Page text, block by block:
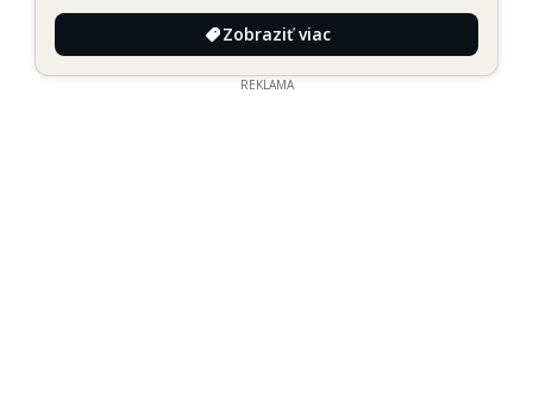
Zobraziť viac
REKLAMA